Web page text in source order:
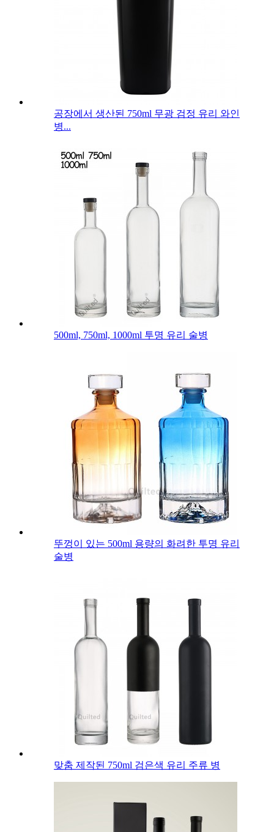
공장에서 생산된 750ml 무광 검정 유리 와인
병...
500ml, 750ml, 1000ml 투명 유리 술병
뚜껑이 있는 500ml 용량의 화려한 투명 유리
술병
맞춤 제작된 750ml 검은색 유리 주류 병